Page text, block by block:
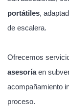
portátiles,
de escalera.
Ofrecemos
asesoríaen
acompañamiento
proceso.